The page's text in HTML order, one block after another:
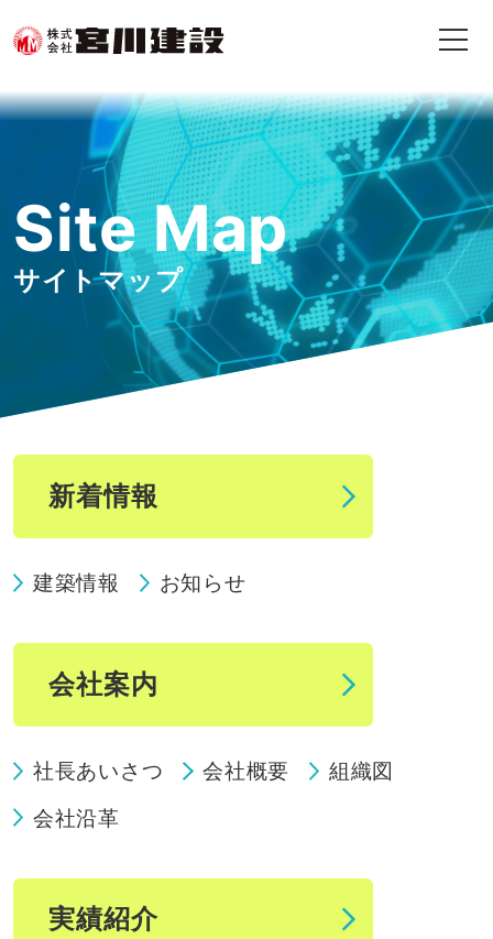
Site Map
サイトマップ
新着情報
建築情報 お知らせ
会社案内
社長あいさつ 会社概要
組織図
会社沿革
実績紹介